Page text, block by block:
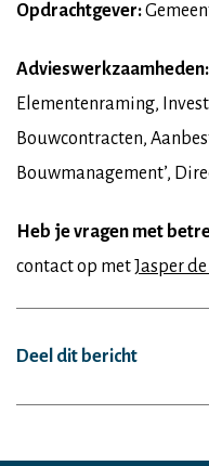
Opdrachtgever:
Advieswerkzaamheden:
Elementenraming,
Bouwcontracten,
Bouwmanagement’,
Heb je vragen met
contact op metJasper
Deel dit bericht